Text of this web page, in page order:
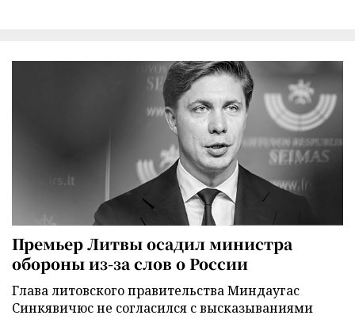
Премьер Литвы осадил министра
обороны из-за слов о России
Глава литовского правительства Миндаугас
Синкявичюс не согласился с высказываниями